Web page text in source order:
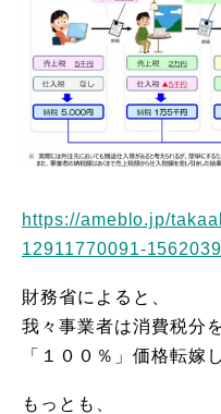
https://ameblo.jp/
12911770091-
財務省によると、
我々事業者は消費税分
「１００％」価格転嫁
もっとも、